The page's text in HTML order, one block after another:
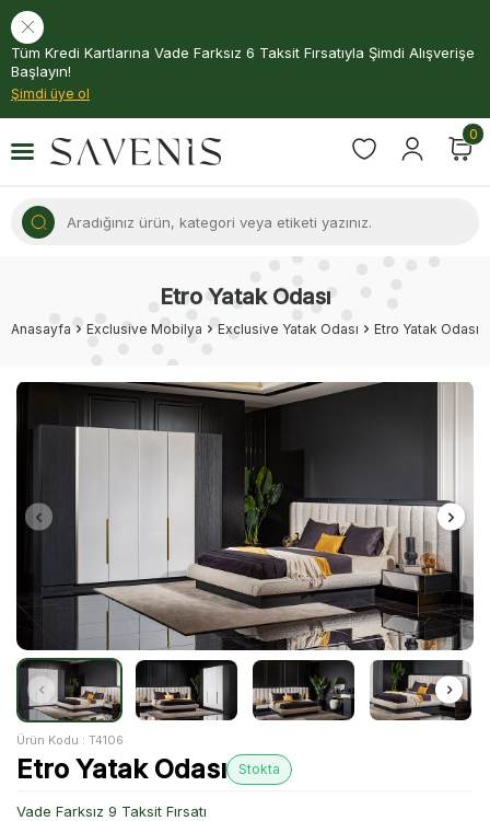
Tüm Kredi Kartlarına Vade Farksız 6 Taksit Fırsatıyla Şimdi Alışverişe
Başlayın!
Şimdi üye ol
0
Etro Yatak Odası
Anasayfa Exclusive Mobilya Exclusive Yatak Odası Etro Yatak Odası
Ürün Kodu : T4106
Etro Yatak Odası Stokta
Vade Farksız 9 Taksit Fırsatı